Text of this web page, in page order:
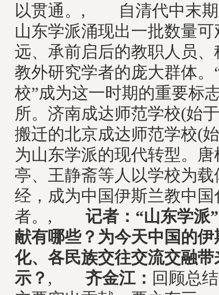
以贯通。, 自清代中末期
山东学派涌现出一批数量
远、承前启后的教职人员
教外研究学者的庞大群体。
校”成为这一时期的重要标
所。济南成达师范学校(始
搬迁的北京成达师范学校(
为山东学派的现代转型。
亭、王静斋等人以学校为
经，成为中国伊斯兰教中国
者。, 记者：“山东学派
献有哪些？为今天中国的
化、各民族交往交流交融带
示？ ,齐金江： 回顾总